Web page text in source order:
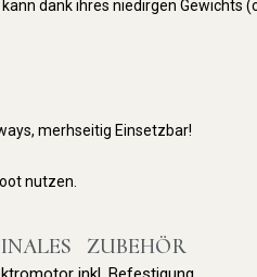
dank ihres niedirgen Gewichts
merhseitig Einsetzbar!
nutzen.
ZUBEHÖR